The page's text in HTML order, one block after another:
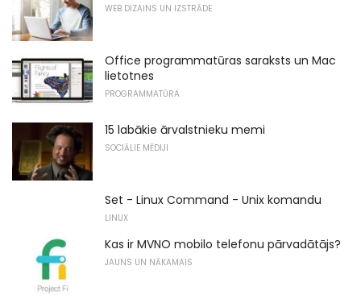
WEB DIZAINS UN IZSTRĀDE
Office programmatūras saraksts un Mac
lietotnes
PROGRAMMATŪRA
15 labākie ārvalstnieku memi
SOCIĀLIE MĒDIJI
Set - Linux Command - Unix komandu
LINUX
Kas ir MVNO mobilo telefonu pārvadātājs?
JAUNS UN NĀKAMAIS